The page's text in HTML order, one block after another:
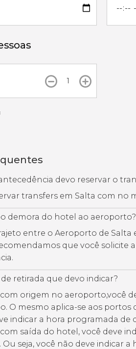
devo reservar o
transfers em Salta com no
demora do hotel ao aeroporto?
entre o Aeroporto de Salta
que você solicite
retirada que devo indicar?
origem no aeroporto,você
O mesmo aplica-se aos portos
indicar a hora programada de
saída do hotel, você deve
Ou seja, você não deve indicar a